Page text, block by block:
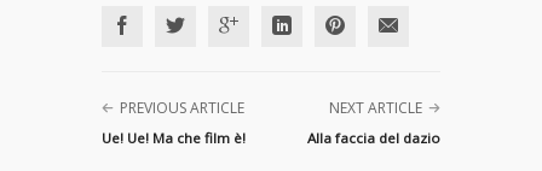
PREVIOUS ARTICLE
Ue! Ue! Ma che film è!
NEXT ARTICLE
Alla faccia del dazio